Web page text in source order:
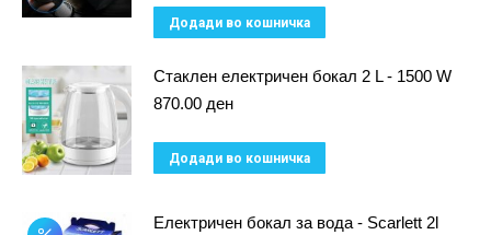
was:
590.00 ден.
is:
Додади во кошничка
Стаклен електричен бокал 2 L - 1500 W
870.00 ден
Додади во кошничка
Електричен бокал за вода - Scarlett 2l